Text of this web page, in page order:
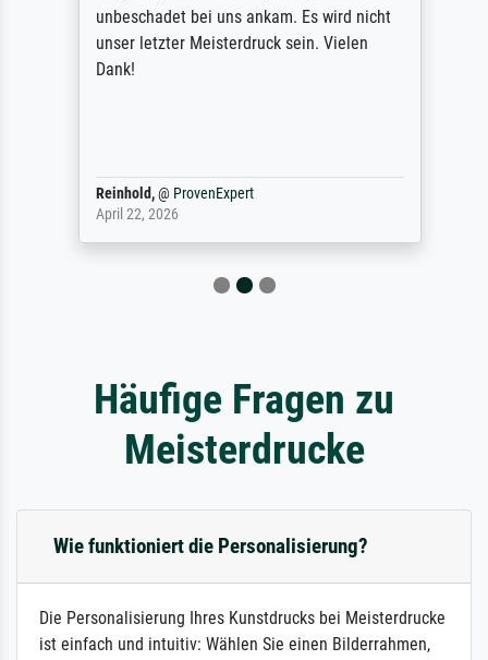
unbeschadet bei uns ankam. Es wird nicht
unser letzter Meisterdruck sein. Vielen
Dank!
Reinhold,@ProvenExpert
April 22, 2026
Häufige Fragen zu
Meisterdrucke
Wie funktioniert die Personalisierung?
Die Personalisierung Ihres Kunstdrucks bei Meisterdrucke
ist einfach und intuitiv: Wählen Sie einen Bilderrahmen,